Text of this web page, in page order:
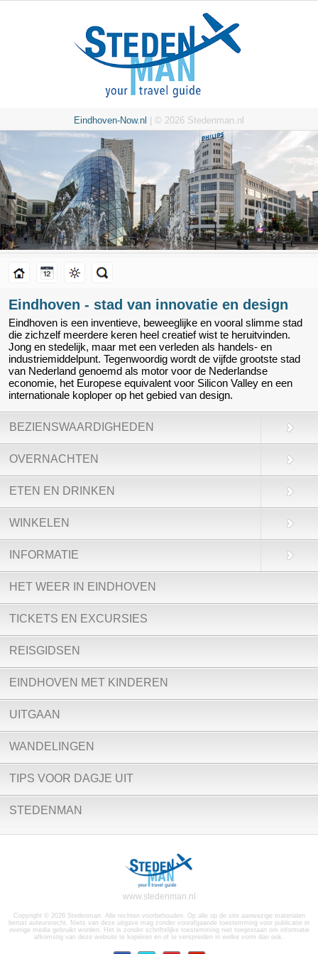
Eindhoven-Now.nl | © 2026 Stedenman.nl
Eindhoven - stad van innovatie en design
Eindhoven is een inventieve, beweeglijke en vooral slimme stad
die zichzelf meerdere keren heel creatief wist te heruitvinden.
Jong en stedelijk, maar met een verleden als handels- en
industriemiddelpunt. Tegenwoordig wordt de vijfde grootste stad
van Nederland genoemd als motor voor de Nederlandse
economie, het Europese equivalent voor Silicon Valley en een
internationale koploper op het gebied van design.
BEZIENSWAARDIGHEDEN
OVERNACHTEN
ETEN EN DRINKEN
WINKELEN
INFORMATIE
HET WEER IN EINDHOVEN
TICKETS EN EXCURSIES
REISGIDSEN
EINDHOVEN MET KINDEREN
UITGAAN
WANDELINGEN
TIPS VOOR DAGJE UIT
STEDENMAN
www.stedenman.nl
Copyright © 2026 Stedenman. Alle rechten voorbehouden. Op alle op de site aanwezige materialen
berust auteursrecht. Niets van deze uitgave mag zonder voorafgaande toestemming voor publicatie in
overige media gebruikt worden. Het is zonder schriftelijke toestemming niet toegestaan om informatie
afkomstig van deze website te kopiëren en of te verspreiden in welke vorm dan ook.